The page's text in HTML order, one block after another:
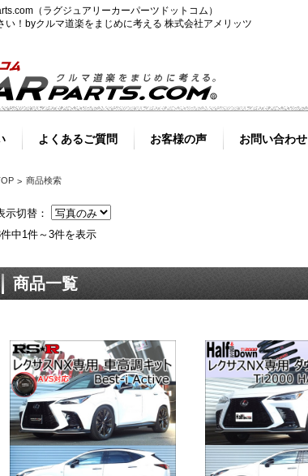
（ラグジュアリーカーパーツドットコム）
！byクルマ道楽をまじめに考える 株式会社アメリッツ
よくあるご質問 お客様の声 お問い合わせ
商品検索
示切替：
中1件～3件を表示
商品一覧